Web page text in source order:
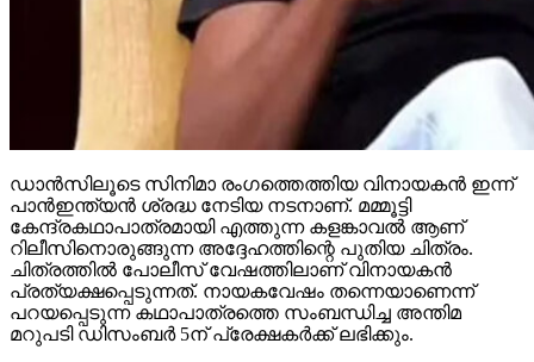
ഡാന്‍സിലൂടെ സിനിമാ രംഗത്തെത്തിയ വിനായകന്‍ ഇന്ന്
പാന്‍ഇന്ത്യന്‍ ശ്രദ്ധ നേടിയ നടനാണ്. മമ്മൂട്ടി
കേന്ദ്രകഥാപാത്രമായി എത്തുന്ന കളങ്കാവല്‍ ആണ്
റിലീസിനൊരുങ്ങുന്ന അദ്ദേഹത്തിന്റെ പുതിയ ചിത്രം.
ചിത്രത്തില്‍ പോലീസ് വേഷത്തിലാണ് വിനായകന്‍
പ്രത്യക്ഷപ്പെടുന്നത്. നായകവേഷം തന്നെയാണെന്ന്
പറയപ്പെടുന്ന കഥാപാത്രത്തെ സംബന്ധിച്ച അന്തിമ
മറുപടി ഡിസംബര്‍ 5ന് പ്രേക്ഷകര്‍ക്ക് ലഭിക്കും.